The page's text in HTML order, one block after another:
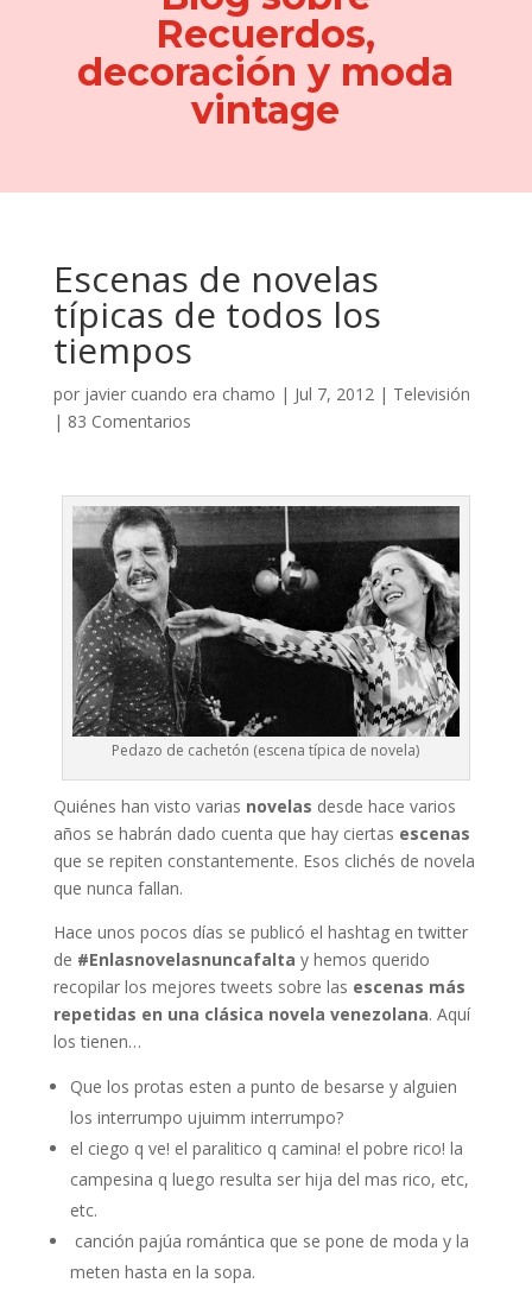
Recuerdos,
decoración y moda
vintage
Escenas de novelas
típicas de todos los
tiempos
por javier cuando era chamo | Jul 7, 2012| Televisión
| 83 Comentarios
Pedazo de cachetón (escena típica de novela)
Quiénes han visto varias novelas desde hace varios
años se habrán dado cuenta que hay ciertas escenas
que se repiten constantemente. Esos clichés de novela
que nunca fallan.
Hace unos pocos días se publicó el hashtag en twitter
de #Enlasnovelasnuncafalta y hemos querido
recopilar los mejores tweets sobre las escenas más
repetidas en una clásica novela venezolana. Aquí
los tienen…
Que los protas esten a punto de besarse y alguien
los interrumpo ujuimm interrumpo?
el ciego q ve! el paralitico q camina! el pobre rico! la
campesina q luego resulta ser hija del mas rico, etc,
etc.
canción pajúa romántica que se pone de moda y la
meten hasta en la sopa.